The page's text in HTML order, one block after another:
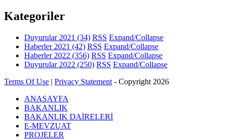
Kategoriler
Duyurular 2021 (34) RSS Expand/Collapse
Haberler 2021 (42) RSS Expand/Collapse
Haberler 2022 (356) RSS Expand/Collapse
Duyurular 2022 (250) RSS Expand/Collapse
Terms Of Use | Privacy Statement - Copyright 2026
ANASAYFA
BAKANLIK
BAKANLIK DAİRELERİ
E-MEVZUAT
PROJELER